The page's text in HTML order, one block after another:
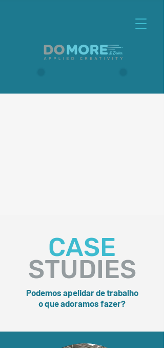
CASE
STUDIES
Podemos apelidar de trabalho
o que adoramos fazer?